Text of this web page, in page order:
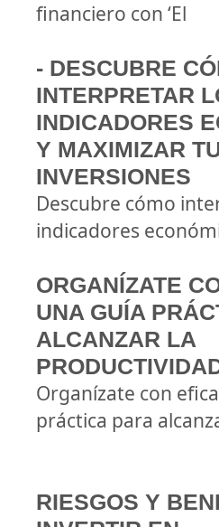
financiero con ‘El
- DESCUBRE
INTERPRETAR
INDICADORES
Y MAXIMIZAR
INVERSIONES
Descubre cómo
indicadores
ORGANÍZATE
UNA GUÍA
ALCANZAR LA
Organízate con
práctica para
RIESGOS Y